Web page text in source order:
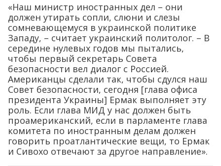
«Наш министр иностранных дел – они
должен утирать сопли, слюни и слезы
сомневающемуся в украинской политике
Западу, – считает украинский политолог. – В
середине нулевых годов мы пытались,
чтобы первый секретарь Совета
безопасности вел диалог с Россией.
Американцы сделали так, чтобы сдулся наш
Совет безопасности, сегодня [глава офиса
президента Украины] Ермак выполняет эту
роль. Если глава МИД у нас должен быть
проамериканский, если в парламенте глава
комитета по иностранным делам должен
говорить проатлантические вещи, то Ермак
и Сивохо отвечают за другое направление».